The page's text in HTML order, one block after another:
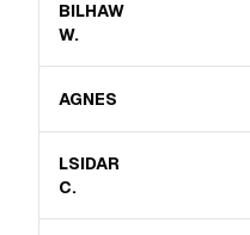
BILHAW
W.
AGNES
LSIDAR
C.